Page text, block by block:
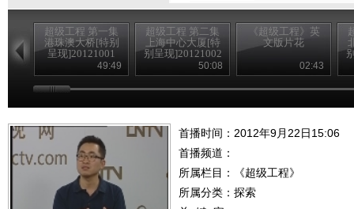
超级工程 第一集
港珠澳大桥[特别
呈现]20121001
49:49
超级工程 第二集
上海中心大厦[特
别呈现]20121002
50:08
《超级工程》英
文版片花
02:43
首播时间：2012年9月22日15:06
首播频道：
所属栏目：
《超级工程》
所属分类：探索